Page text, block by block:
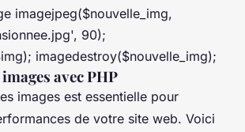
imagejpeg($nouvelle_img,
90);
imagedestroy($nouvelle_img);
avec PHP
images est essentielle pour
de votre site web. Voici